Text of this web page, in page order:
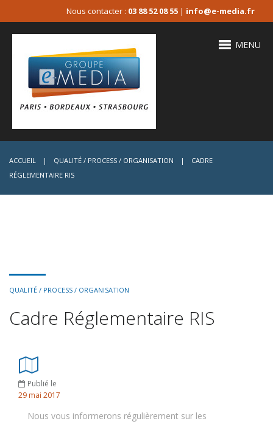
Nous contacter : 03 88 52 08 55 | info@e-media.fr
MENU
ACCUEIL | QUALITÉ / PROCESS / ORGANISATION |
CADRE
RÉGLEMENTAIRE RIS
QUALITÉ / PROCESS / ORGANISATION
Cadre Réglementaire RIS
Publié le
29 mai 2017
Nous vous informerons régulièrement sur les